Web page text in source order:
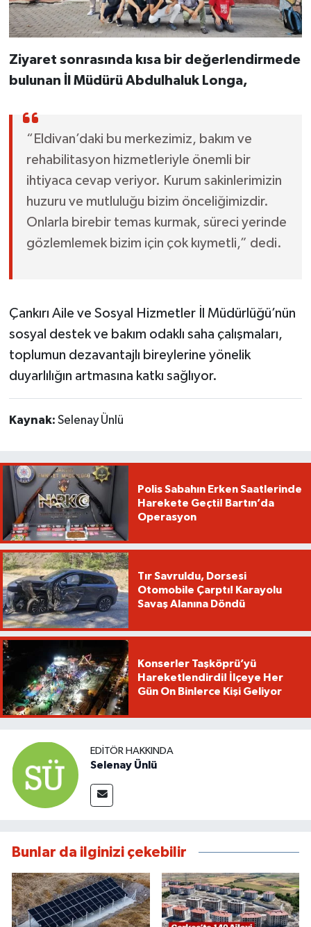
Ziyaret sonrasında kısa bir değerlendirmede
bulunan İl Müdürü Abdulhaluk Longa,
“Eldivan’daki bu merkezimiz, bakım ve
rehabilitasyon hizmetleriyle önemli bir
ihtiyaca cevap veriyor. Kurum sakinlerimizin
huzuru ve mutluluğu bizim önceliğimizdir.
Onlarla birebir temas kurmak, süreci yerinde
gözlemlemek bizim için çok kıymetli,” dedi.
Çankırı Aile ve Sosyal Hizmetler İl Müdürlüğü’nün
sosyal destek ve bakım odaklı saha çalışmaları,
toplumun dezavantajlı bireylerine yönelik
duyarlılığın artmasına katkı sağlıyor.
Kaynak: Selenay Ünlü
Polis Sabahın Erken Saatlerinde
Harekete Geçti! Bartın’da
Operasyon
Tır Savruldu, Dorsesi
Otomobile Çarptı! Karayolu
Savaş Alanına Döndü
Konserler Taşköprü’yü
Hareketlendirdi! İlçeye Her
Gün On Binlerce Kişi Geliyor
EDITÖR HAKKINDA
Selenay Ünlü
Bunlar da ilginizi çekebilir